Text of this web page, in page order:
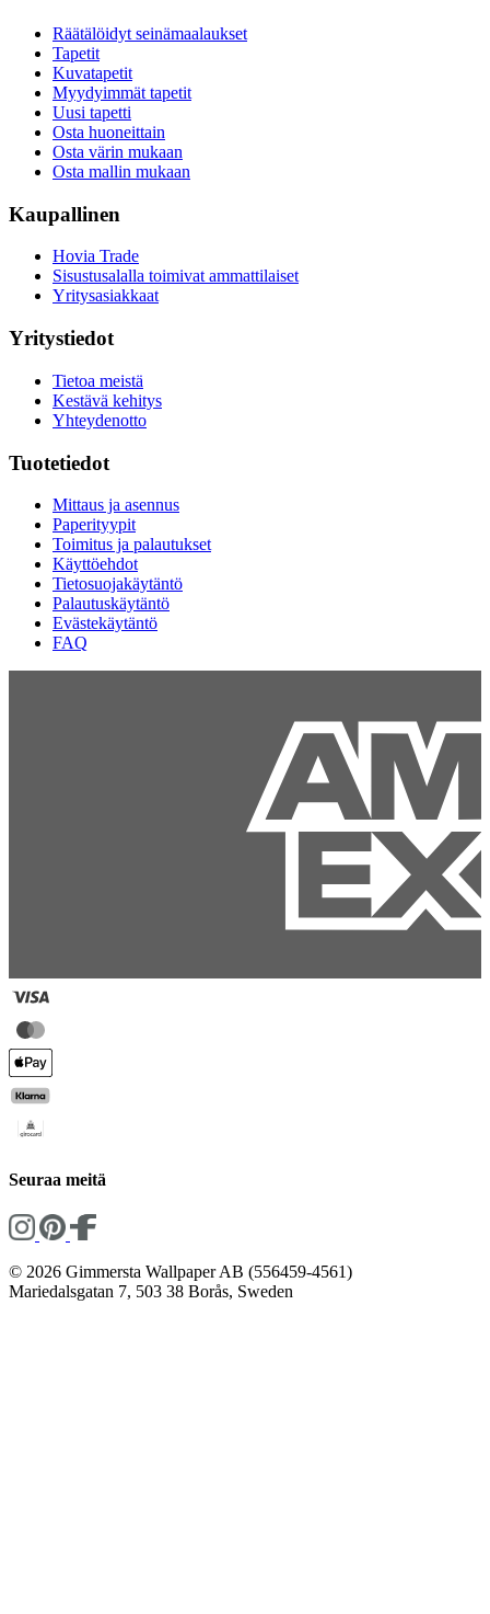
Räätälöidyt seinämaalaukset
Tapetit
Kuvatapetit
Myydyimmät tapetit
Uusi tapetti
Osta huoneittain
Osta värin mukaan
Osta mallin mukaan
Kaupallinen
Hovia Trade
Sisustusalalla toimivat ammattilaiset
Yritysasiakkaat
Yritystiedot
Tietoa meistä
Kestävä kehitys
Yhteydenotto
Tuotetiedot
Mittaus ja asennus
Paperityypit
Toimitus ja palautukset
Käyttöehdot
Tietosuojakäytäntö
Palautuskäytäntö
Evästekäytäntö
FAQ
Seuraa meitä
© 2026 Gimmersta Wallpaper AB (556459-4561)
Mariedalsgatan 7, 503 38 Borås, Sweden